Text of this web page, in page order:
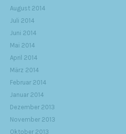
August 2014
Juli 2014
Juni 2014
Mai 2014
April 2014
März 2014
Februar 2014
Januar 2014
Dezember 2013
November 2013
Oktober 2013